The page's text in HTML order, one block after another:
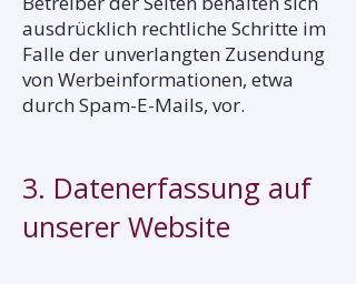
ausdrücklich rechtliche Schritte im
Falle der unverlangten Zusendung
von Werbeinformationen, etwa
durch Spam-E-Mails, vor.
3. Datenerfassung auf
unserer Website